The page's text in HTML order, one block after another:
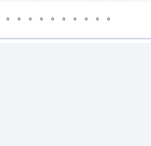
。。。。。。。。。